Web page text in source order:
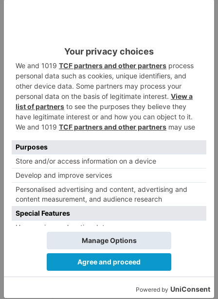
permitirá a la entidad disponer de estos
espacios para el funcionamiento del albergue de
peregrinos que gestiona a su paso por la ciudad
y para el desarrollo de sus actividades
asociativas.
Burgos
LO + VISTO
1
Calor y posibles tormentas en
Burgos durante el eclipse del 12
de agosto